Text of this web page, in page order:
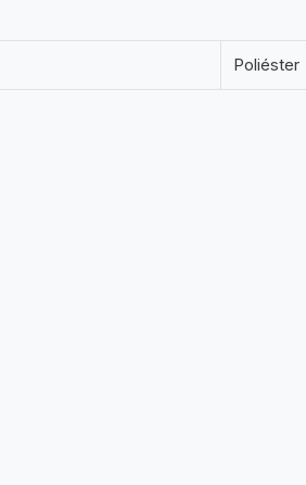
Poliéster